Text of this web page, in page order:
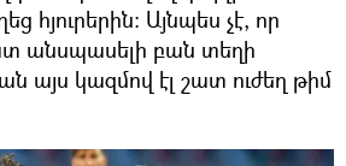
հյուրերին։ Այնպես չէ, որ
անսպասելի բան տեղի
այս կազմով էլ շատ ուժեղ թիմ